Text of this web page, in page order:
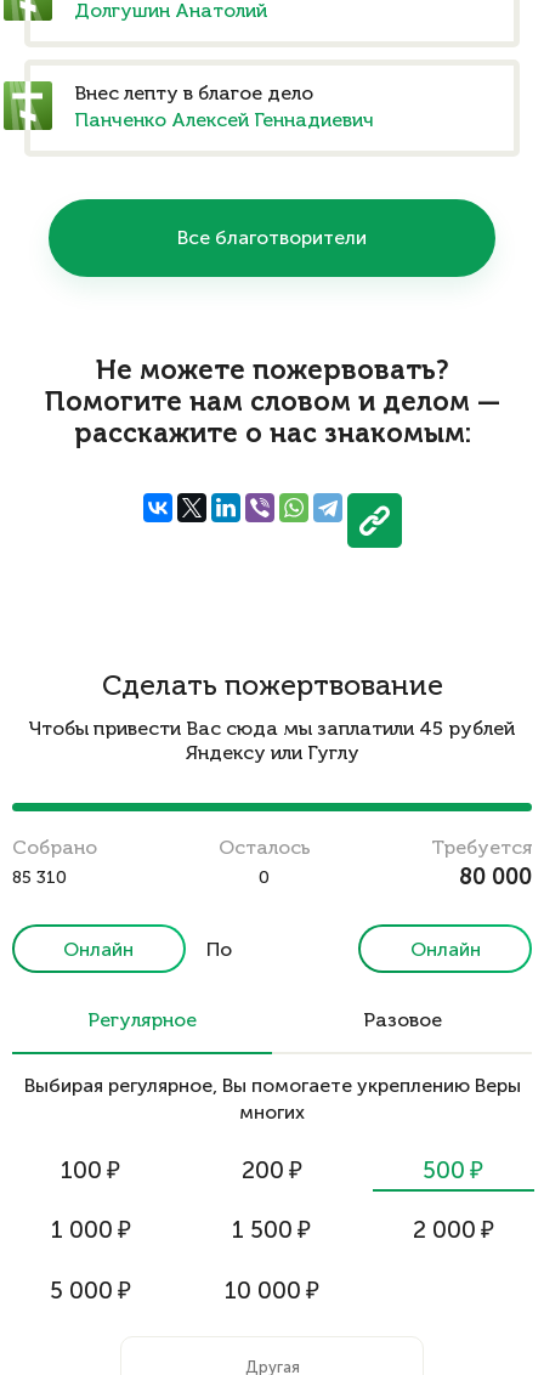
Долгушин Анатолий
Внес лепту в благое дело
Панченко Алексей Геннадиевич
Все благотворители
Не можете пожервовать?
Помогите нам словом и делом —
расскажите о нас знакомым:
Сделать пожертвование
Чтобы привести Вас сюда мы заплатили 45 рублей
Яндексу или Гуглу
Cобрано
85 310
Осталось
0
Требуется
80 000
Онлайн
По
Онлайн
Регулярное Разовое
Выбирая регулярное, Вы помогаете укреплению Веры
многих
100 ₽ 200 ₽ 500 ₽
1 000 ₽ 1 500 ₽ 2 000 ₽
5 000 ₽ 10 000 ₽